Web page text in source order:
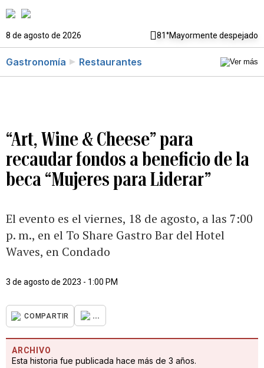
8 de agosto de 2026 81°Mayormente despejado
Gastronomía Restaurantes
“Art, Wine & Cheese” para
recaudar fondos a beneficio de la
beca “Mujeres para Liderar”
El evento es el viernes, 18 de agosto, a las 7:00
p. m., en el To Share Gastro Bar del Hotel
Waves, en Condado
3 de agosto de 2023 - 1:00 PM
COMPARTIR ...
ARCHIVO
Esta historia fue publicada hace más de 3 años.